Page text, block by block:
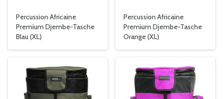
Percussion Africaine
Premium Djembe-Tasche
Blau (XL)
Percussion Africaine
Premium Djembe-Tasche
Orange (XL)